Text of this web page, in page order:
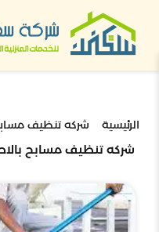
الرئيسية شركه تنظيف
شركه تنظيف مسابح